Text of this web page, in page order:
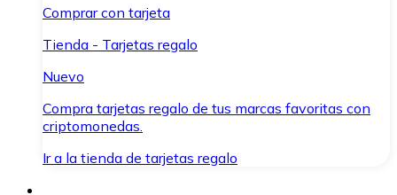
Comprar con tarjeta
Tienda - Tarjetas regalo
Nuevo
Compra tarjetas regalo de tus marcas favoritas con
criptomonedas.
Ir a la tienda de tarjetas regalo